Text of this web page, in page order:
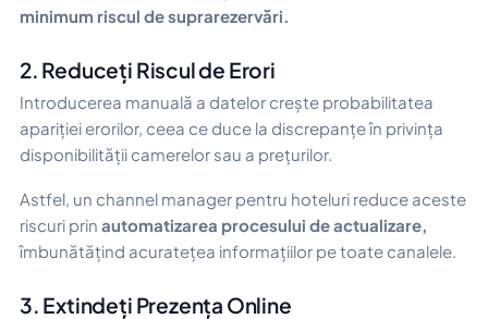
minimum riscul de suprarezervări.
2. Reduceți Riscul de Erori
Introducerea manuală a datelor crește probabilitatea
apariției erorilor, ceea ce duce la discrepanțe în privința
disponibilității camerelor sau a prețurilor.
Astfel, un channel manager pentru hoteluri reduce aceste
riscuri prin automatizarea procesului de actualizare,
îmbunătățind acuratețea informațiilor pe toate canalele.
3. Extindeți Prezența Online